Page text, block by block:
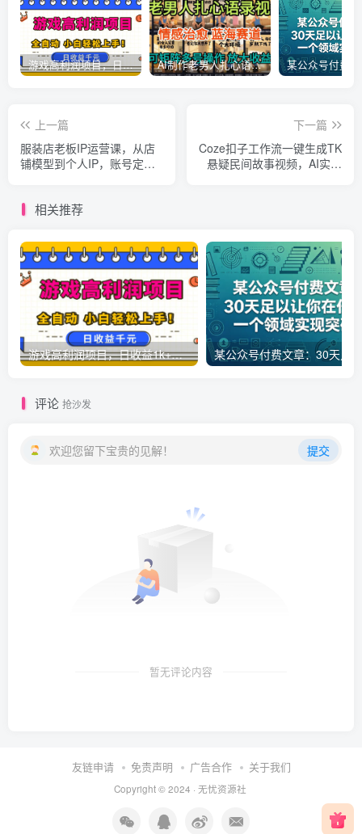
游戏高利润项目，日收益1k+，全自动，无需值守，解放双手，小白轻松上手【揭秘】 AI制作老男人扎心语录，5分钟一条，操作简单，流量非常大，保姆级教程
上一篇
服装店老板IP运营课，从店
铺模型到个人IP，账号定
下一篇
Coze扣子工作流一键生成TK
悬疑民间故事视频，AI实操
相关推荐
游戏高利润项目，日收益1k+，全自动，无需值守，解放双手，小白轻松上手【揭秘】
评论 抢沙发
欢迎您留下宝贵的见解！ 提交
暂无评论内容
友链申请 免责声明 广告合作 关于我们
Copyright © 2024 · 无忧资源社